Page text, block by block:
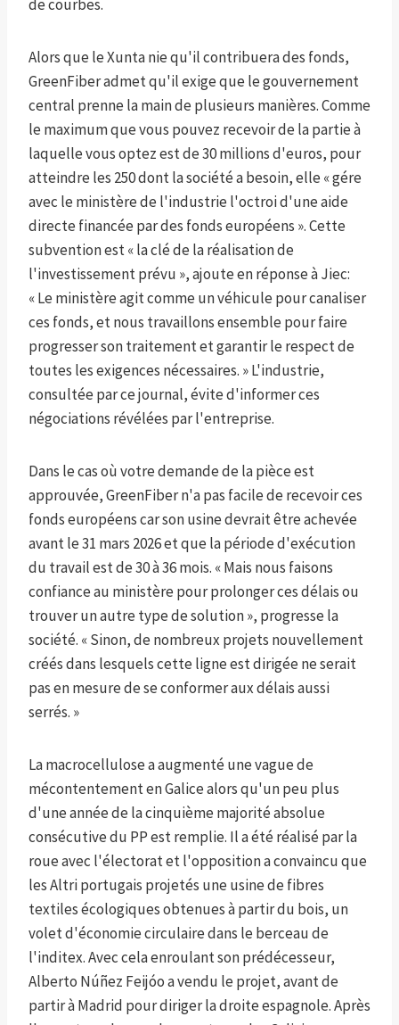
de courbes.
Alors que le Xunta nie qu'il contribuera des fonds,
GreenFiber admet qu'il exige que le gouvernement
central prenne la main de plusieurs manières. Comme
le maximum que vous pouvez recevoir de la partie à
laquelle vous optez est de 30 millions d'euros, pour
atteindre les 250 dont la société a besoin, elle « gére
avec le ministère de l'industrie l'octroi d'une aide
directe financée par des fonds européens ». Cette
subvention est « la clé de la réalisation de
l'investissement prévu », ajoute en réponse à Jiec:
« Le ministère agit comme un véhicule pour canaliser
ces fonds, et nous travaillons ensemble pour faire
progresser son traitement et garantir le respect de
toutes les exigences nécessaires. » L'industrie,
consultée par ce journal, évite d'informer ces
négociations révélées par l'entreprise.
Dans le cas où votre demande de la pièce est
approuvée, GreenFiber n'a pas facile de recevoir ces
fonds européens car son usine devrait être achevée
avant le 31 mars 2026 et que la période d'exécution
du travail est de 30 à 36 mois. « Mais nous faisons
confiance au ministère pour prolonger ces délais ou
trouver un autre type de solution », progresse la
société. « Sinon, de nombreux projets nouvellement
créés dans lesquels cette ligne est dirigée ne serait
pas en mesure de se conformer aux délais aussi
serrés. »
La macrocellulose a augmenté une vague de
mécontentement en Galice alors qu'un peu plus
d'une année de la cinquième majorité absolue
consécutive du PP est remplie. Il a été réalisé par la
roue avec l'électorat et l'opposition a convaincu que
les Altri portugais projetés une usine de fibres
textiles écologiques obtenues à partir du bois, un
volet d'économie circulaire dans le berceau de
l'inditex. Avec cela enroulant son prédécesseur,
Alberto Núñez Feijóo a vendu le projet, avant de
partir à Madrid pour diriger la droite espagnole. Après